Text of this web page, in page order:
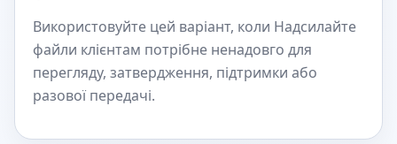
Використовуйте цей варіант, коли Надсилайте
файли клієнтам потрібне ненадовго для
перегляду, затвердження, підтримки або
разової передачі.